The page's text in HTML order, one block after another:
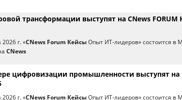
трансформации выступят на CNews FORUM
г. «CNews Forum Кейсы Опыт ИТ-лидеров» состоится в
CNews
цифровизации промышленности выступят на
г. «CNews Forum Кейсы Опыт ИТ-лидеров» состоится в